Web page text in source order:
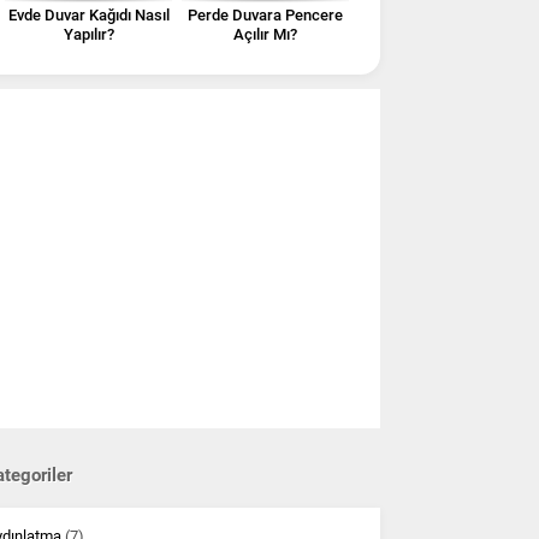
Evde Duvar Kağıdı Nasıl
Yapılır?
Perde Duvara Pencere
Açılır Mı?